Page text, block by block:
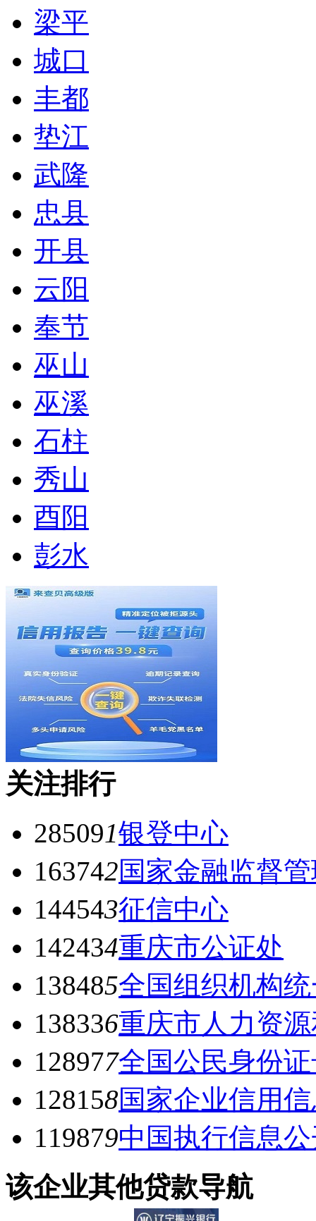
梁平
城口
丰都
垫江
武隆
忠县
开县
云阳
奉节
巫山
巫溪
石柱
秀山
酉阳
彭水
关注排行
285091银登中心
163742国家金融监督
144543征信中心
142434重庆市公证处
138485全国组织机构
138336重庆市人力资
128977全国公民身份
128158国家企业信用
119879中国执行信息
该企业其他贷款导航